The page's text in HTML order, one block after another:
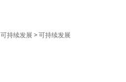
可持续发展 >可持续发展